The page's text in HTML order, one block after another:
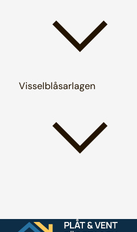
Visselblåsarlagen